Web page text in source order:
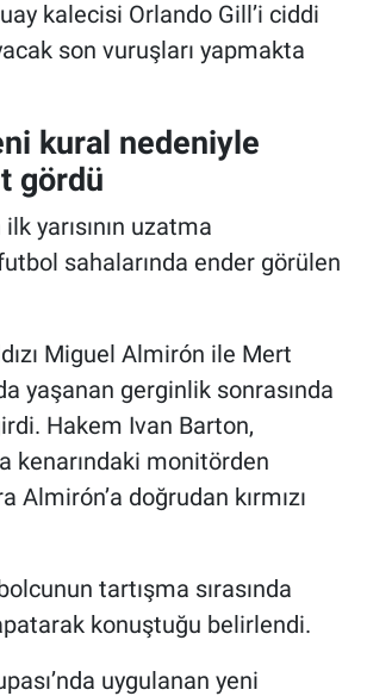
kalecisi Orlando Gill’i ciddi
son vuruşları yapmakta
kural nedeniyle
gördü
yarısının uzatma
sahalarında ender görülen
Miguel Almirón ile Mert
yaşanan gerginlik sonrasında
Hakem Ivan Barton,
kenarındaki monitörden
Almirón’a doğrudan kırmızı
tartışma sırasında
konuştuğu belirlendi.
uygulanan yeni